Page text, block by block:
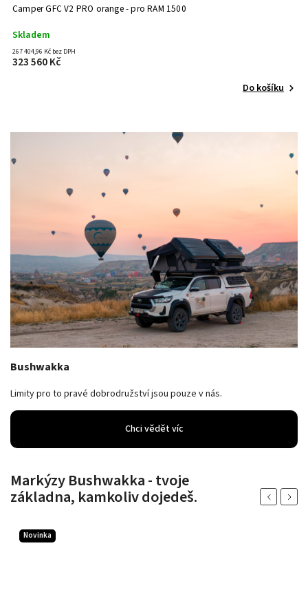
Camper GFC V2 PRO orange - pro RAM 1500
Skladem
267 404,96 Kč bez DPH
323 560 Kč
Do košíku
Bushwakka
Limity pro to pravé dobrodružství jsou pouze v nás.
Chci vědět víc
Markýzy Bushwakka - tvoje
základna, kamkoliv dojedeš. Previous
Novinka
Next